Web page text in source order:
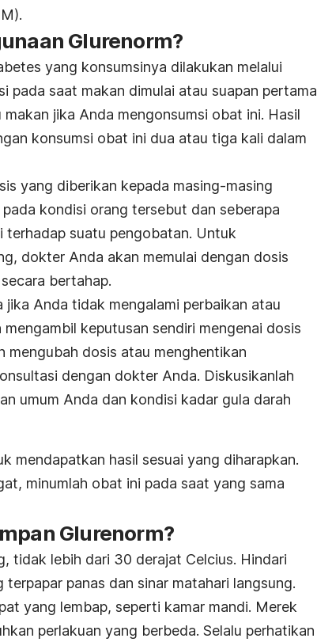
Glurenorm?
yang konsumsinya dilakukan melalui
pada saat makan dimulai atau suapan pertama
jika Anda mengonsumsi obat ini. Hasil
konsumsi obat ini dua atau tiga kali dalam
yang diberikan kepada masing-masing
kondisi orang tersebut dan seberapa
terhadap suatu pengobatan. Untuk
dokter Anda akan memulai dengan dosis
bertahap.
Anda tidak mengalami perbaikan atau
keputusan sendiri mengenai dosis
mengubah dosis atau menghentikan
dengan dokter Anda. Diskusikanlah
umum Anda dan kondisi kadar gula darah
mendapatkan hasil sesuai yang diharapkan.
minumlah obat ini pada saat yang sama
Glurenorm?
tidak lebih dari 30 derajat Celcius. Hindari
panas dan sinar matahari langsung.
yang lembap, seperti kamar mandi. Merek
perlakuan yang berbeda. Selalu perhatikan